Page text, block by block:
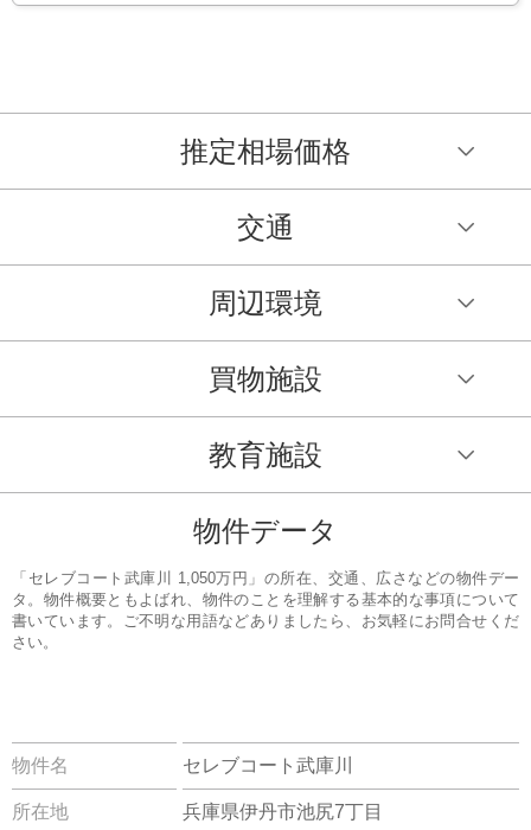
推定相場価格
交通
周辺環境
買物施設
教育施設
物件データ
「セレブコート武庫川 1,050万円」の所在、交通、広さなどの物件デー
タ。物件概要ともよばれ、物件のことを理解する基本的な事項について
書いています。ご不明な用語などありましたら、お気軽にお問合せくだ
さい。
物件名 セレブコート武庫川
所在地 兵庫県伊丹市池尻7丁目